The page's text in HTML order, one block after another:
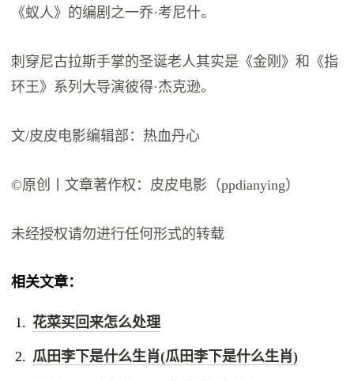
《蚁人》的编剧之一乔·考尼什。
刺穿尼古拉斯手掌的圣诞老人其实是《金刚》和《指
环王》系列大导演彼得·杰克逊。
文/皮皮电影编辑部：热血丹心
©原创丨文章著作权：皮皮电影（ppdianying）
未经授权请勿进行任何形式的转载
相关文章：
花菜买回来怎么处理
瓜田李下是什么生肖(瓜田李下是什么生肖)